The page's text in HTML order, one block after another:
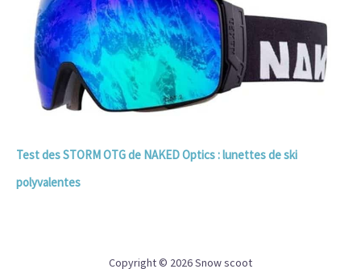
Test des STORM OTG de NAKED Optics : lunettes de ski
polyvalentes
Copyright © 2026 Snow scoot